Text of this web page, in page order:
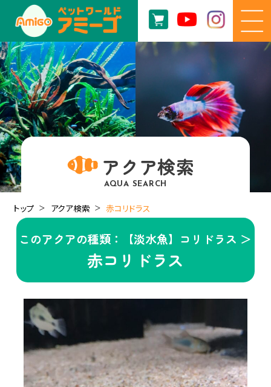
アクア検索
AQUA SEARCH
トップ アクア検索 赤コリドラス
このアクアの種類：【淡水魚】コリドラス ＞
赤コリドラス